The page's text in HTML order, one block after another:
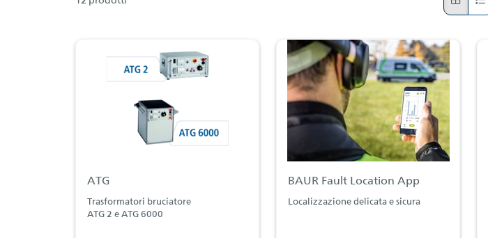
ATG
Trasformatori bruciatore
ATG 2 e ATG 6000
BAUR Fault Location App
Localizzazione delicata e sicura